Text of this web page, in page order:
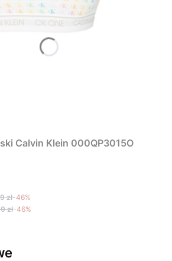
Calvin Klein 000QP3015O
zł-46%
zł-46%